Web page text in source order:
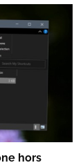
hors